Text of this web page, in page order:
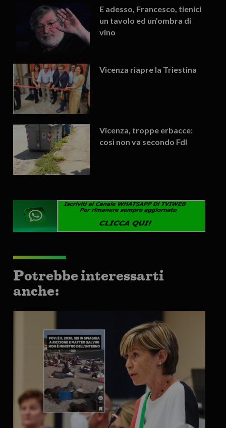
E adesso, Francesco, tienici
un tavolo ed un’ombra di
vino
Vicenza riapre la Triestina
Vicenza, troppe erbacce:
così non va secondo FdI
Potrebbe interessarti
anche: